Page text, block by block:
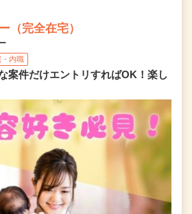
（完全在宅）
内職
案件だけエントリすればOK！楽し